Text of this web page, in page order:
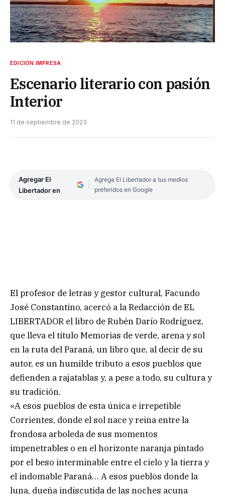
EDICIÓN IMPRESA
Escenario literario con pasión
Interior
11 de septiembre de 2023
Agregar El
Libertador en
Agrega El Libertador a tus medios
preferidos en Google
El profesor de letras y gestor cultural, Facundo
José Constantino, acercó a la Redacción de EL
LIBERTADOR el libro de Rubén Darío Rodríguez,
que lleva el título Memorias de verde, arena y sol
en la ruta del Paraná, un libro que, al decir de su
autor, es un humilde tributo a esos pueblos que
defienden a rajatablas y, a pese a todo, su cultura y
su tradición.
«A esos pueblos de esta única e irrepetible
Corrientes, donde el sol nace y reina entre la
frondosa arboleda de sus momentos
impenetrables o en el horizonte naranja pintado
por el beso interminable entre el cielo y la tierra y
el indomable Paraná… A esos pueblos donde la
luna, dueña indiscutida de las noches acuna